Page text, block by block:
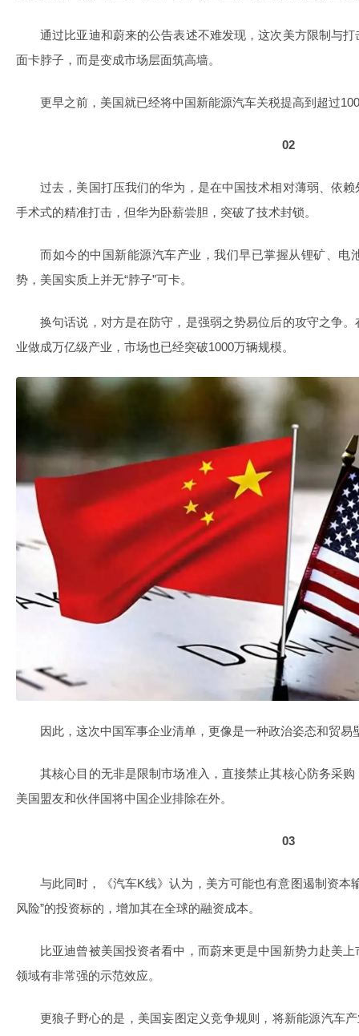
通过比亚迪和蔚来的公告表述不难发现，这次美方限制与
面卡脖子，而是变成市场层面筑高墙。
更早之前，美国就已经将中国新能源汽车关税提高到超过
02
过去，美国打压我们的华为，是在中国技术相对薄弱、依
手术式的精准打击，但华为卧薪尝胆，突破了技术封锁。
而如今的中国新能源汽车产业，我们早已掌握从锂矿、电
势，美国实质上并无“脖子”可卡。
换句话说，对方是在防守，是强弱之势易位后的攻守之争
业做成万亿级产业，市场也已经突破1000万辆规模。
因此，这次中国军事企业清单，更像是一种政治姿态和贸
其核心目的无非是限制市场准入，直接禁止其核心防务采
美国盟友和伙伴国将中国企业排除在外。
03
与此同时，《汽车K线》认为，美方可能也有意图遏制资本
风险”的投资标的，增加其在全球的融资成本。
比亚迪曾被美国投资者看中，而蔚来更是中国新势力赴美
领域有非常强的示范效应。
更狼子野心的是，美国妄图定义竞争规则，将新能源汽车